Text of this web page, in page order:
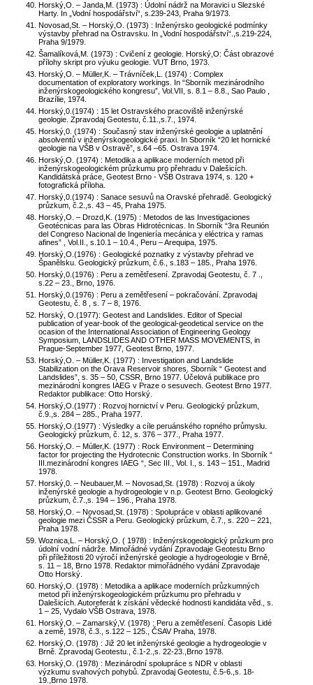
Horský,O. – Janda,M. (1973) : Údolní nádrž na Moravici u Slezské
Harty. In „Vodní hospodářství“, s.239-243, Praha 9/1973.
Novosad,St. – Horský,O. (1973) : Inženýrsko geologické podmínky
výstavby přehrad na Ostravsku. In „Vodní hospodářství“.,s.219-224,
Praha 9/1979.
Šamalíková,M. (1973) : Cvičení z geologie. Horský,O: Část obrazové
přílohy skript pro výuku geologie. VUT Brno, 1973.
Horský,O. – Müller,K. – Trávníček,L. (1974) : Complex
documentation of exploratory workings. In “Sborník mezinárodního
inženýrskogeologického kongresu”, Vol.VII, s. 8.1 – 8.8., Sao Paulo ,
Brazílie, 1974.
Horský,0.(1974) : 15 let Ostravského pracoviště inženýrské
geologie. Zpravodaj Geotestu, č.11.,s.7., 1974.
Horský,0. (1974) : Současný stav inženýrské geologie a uplatnění
absolventů v inženýrskogeologické praxi. In Sborník “20 let hornické
geologie na VŠB v Ostravě”, s.64 –65. Ostrava 1974.
Horský,O. (1974) : Metodika a aplikace moderních metod při
inženýrskogeologickém průzkumu pro přehradu v Dalešicích.
Kandidátská práce, Geotest Brno - VŠB Ostrava 1974, s. 120 +
fotografická příloha.
Horský,0.(1974) : Sanace sesuvů na Oravské přehradě. Geologický
průzkum, č.2.,s. 43 – 45, Praha 1975.
Horský,O. – Drozd,K. (1975) : Metodos de las Investigaciones
Geotécnicas para las Obras Hidrotécnicas. In Sborník “3ra Reunión
del Congreso Nacional de Ingeniería mecánica y eléctrica y ramas
afines” , Vol.II., s.10.1 – 10.4., Peru – Arequipa, 1975.
Horský,O.(1976) : Geologické poznatky z výstavby přehrad ve
Španělsku. Geologický průzkum, č.6., s.183 – 185., Praha 1976.
Horský,0.(1976) : Peru a zemětřesení. Zpravodaj Geotestu, č. 7 .,
s.22 – 23., Brno, 1976.
Horský,0.(1976) : Peru a zemětřesení – pokračování. Zpravodaj
Geotestu, č. 8 , s. 7 – 8, 1976.
Horský, O.(1977): Geotest and Landslides. Editor of Special
publication of year-book of the geological-geodetical service on the
ocasion of the International Association of Engineering Geology
Symposium, LANDSLIDES AND OTHER MASS MOVEMENTS, in
Prague-September 1977, Geotest Brno, 1977.
Horský,O. – Müller,K. (1977) : Investigation and Landslide
Stabilization on the Orava Reservoir shores. Sborník “ Geotest and
Landslides”, s. 35 – 50, CSSR, Brno 1977. Účelová publikace pro
mezinárodní kongres IAEG v Praze o sesuvech. Geotest Brno 1977.
Redaktor publikace: Otto Horský.
Horský,O.(1977) : Rozvoj hornictví v Peru. Geologický průzkum,
č.9.,s. 284 – 285., Praha 1977.
Horský,O.(1977) : Výsledky a cíle peruánského ropného průmyslu.
Geologický průzkum, č. 12, s. 376 – 377., Praha 1977.
Horský,O. – Múller,K. (1977) : Rock Environment – Determining
factor for projecting the Hydrotecnic Construction works. In Sborník “
III.mezinárodní kongres IAEG “, Sec III., Vol. I., s. 143 – 151., Madrid
1978.
Horský,0. – Neubauer,M. – Novosad,St. (1978) : Rozvoj a úkoly
inženýrské geologie a hydrogeologie v n.p. Geotest Brno. Geologický
průzkum, č.7.,s. 194 – 196., Praha 1978.
Horský,O. – Novosad,St. (1978) : Spolupráce v oblasti aplikované
geologie mezi ČSSR a Peru. Geologický průzkum, č.7., s. 220 – 221,
Praha 1978.
Woznica,L. – Horský,O. ( 1978) : Inženýrskogeologický průzkum pro
údolní vodní nádrže. Mimořádné vydání Zpravodaje Geotestu Brno
při příležitosti 20 výročí inženýrské geologie a hydrogeologie v Brně,
s. 11 – 18, Brno 1978. Redaktor mimořádného vydání Zpravodaje
Otto Horský.
Horský,O. (1978) : Metodika a aplikace moderních průzkumných
metod při inženýrskogeologickém průzkumu pro přehradu v
Dalešicích. Autoreferát k získání vědecké hodnosti kandidáta věd., s.
1 – 25, Vydalo VŠB Ostrava, 1978.
Horský,O. – Zamarský,V. (1978) : Peru a zemětřesení. Časopis Lidé
a země, 1978, č.3., s.122 – 125., ČSAV Praha, 1978.
Horský,O. (1978) : Již 20 let inženýrské geologie a hydrogeologie v
Brně. Zpravodaj Geotestu., č.1-2.,s. 22-23.,Brno 1978.
Horský,O. (1978) : Mezinárodní spolupráce s NDR v oblasti
výzkumu svahových pohybů. Zpravodaj Geotestu, č.5-6.,s. 18-
19.,Brno 1978.